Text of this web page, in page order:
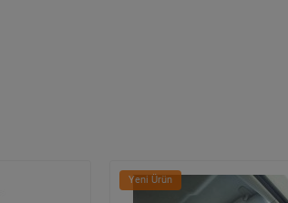
Yeni Ürün